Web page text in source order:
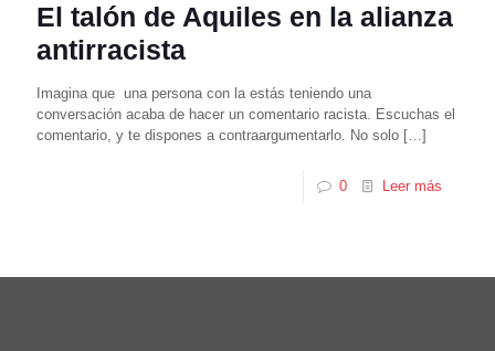
El talón de Aquiles en la alianza
antirracista
Imagina que una persona con la estás teniendo una
conversación acaba de hacer un comentario racista. Escuchas el
comentario, y te dispones a contraargumentarlo. No solo […]
0 Leer más